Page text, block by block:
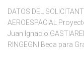
DATOS DEL
AEROESPACIAL
Juan Ignacio
RINGEGNI Beca para